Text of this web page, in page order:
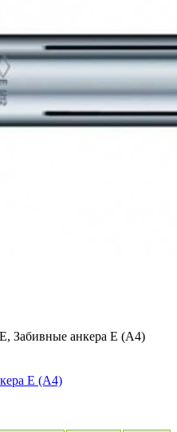
Забивные анкера E (A4)
E (A4)